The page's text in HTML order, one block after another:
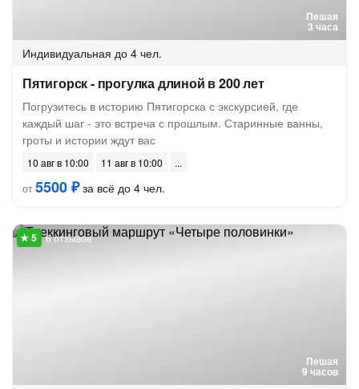
Пешая
3 часа
Индивидуальная до 4 чел.
Пятигорск - прогулка длиной в 200 лет
Погрузитесь в историю Пятигорска с экскурсией, где
каждый шаг - это встреча с прошлым. Старинные ванны,
гроты и истории ждут вас
10 авг в 10:00
11 авг в 10:00
от5500 ₽за всё до 4 чел.
Пешая
9 часов
6 отзывов